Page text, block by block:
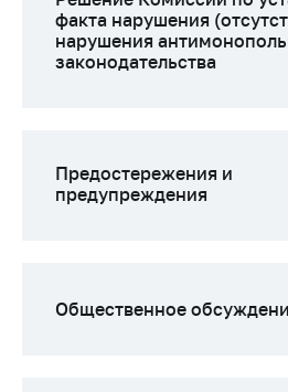
факта нарушения
нарушения
законодательства
Предостережения и
предупреждения
Общественное